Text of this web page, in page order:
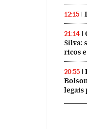
12:15
21:14
Silva:
ricos
20:55
legais